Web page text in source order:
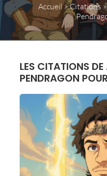
Accueil>Citations >
LES CITATIONS DE
PENDRAGON